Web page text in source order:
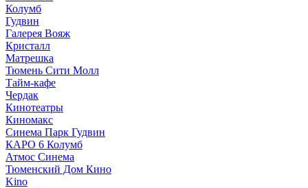
Колумб
Гудвин
Галерея Вояж
Кристалл
Матрешка
Тюмень Сити Молл
Тайм-кафе
Чердак
Кинотеатры
Киномакс
Синема Парк Гудвин
КАРО 6 Колумб
Атмос Синема
Тюменский Дом Кино
Kino